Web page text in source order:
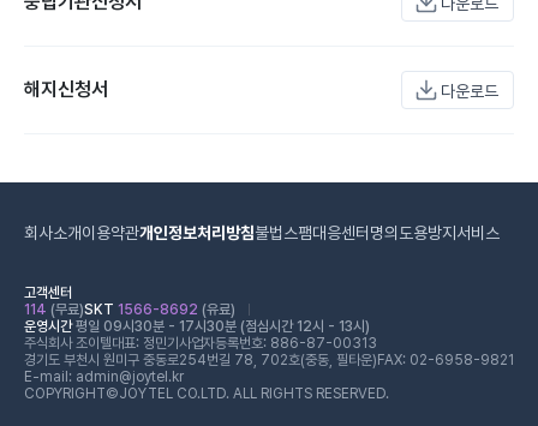
해지신청서 다운로드
회사소개이용약관개인정보처리방침불법스팸대응센터 명의도용방지서비스
고객센터
114 (무료)SKT 1566-8692 (유료)
운영시간평일 09시30분 - 17시30분 (점심시간 12시 - 13시)
주식회사 조이텔대표: 정민기 사업자등록번호: 886-87-00313
경기도 부천시 원미구 중동로254번길 78, 702호(중동, 필타운) FAX: 02-6958-9821
E-mail: admin@joytel.kr
COPYRIGHT©JOYTEL CO.LTD. ALL RIGHTS RESERVED.